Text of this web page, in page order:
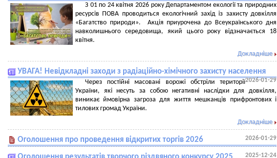
З 01 по 24 квітня 2026 року Департаментом екології та природних
ресурсів ПОВА проводиться екологічний захід із захисту довкілля
«Багатство природи». Акція приурочена до Всеукраїнського дня
навколишнього середовища, який цього року відзначається 18
квітня.
Докладніше
УВАГА! Невідкладні заходи з радіаційно-хімічного захисту населення
2026-01-29
Через постійні масовані ворожі обстріли території
України, які несуть за собою негативні наслідки для довкілля,
виникає ймовірна загроза для життя мешканців прифронтових і
тилових громад України.
Докладніше
Оголошення про проведення відкритих торгів 2026 2026-01-29
2025-12-24